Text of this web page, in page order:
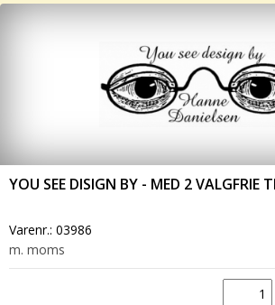
YOU SEE DISIGN BY - MED 2 VALGFRIE
Varenr.: 03986
m. moms